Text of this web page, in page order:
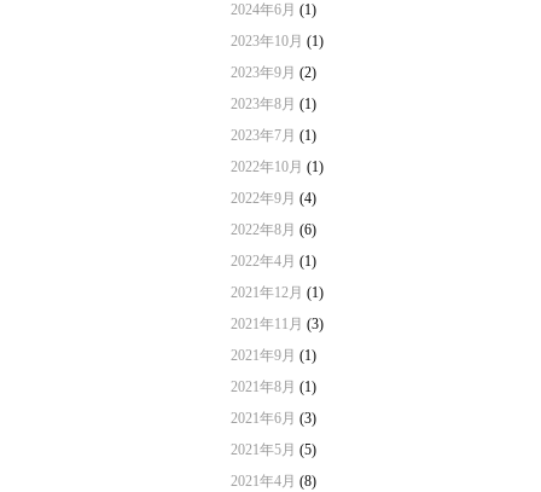
2024年6月 (1)
2023年10月 (1)
2023年9月 (2)
2023年8月 (1)
2023年7月 (1)
2022年10月 (1)
2022年9月 (4)
2022年8月 (6)
2022年4月 (1)
2021年12月 (1)
2021年11月 (3)
2021年9月 (1)
2021年8月 (1)
2021年6月 (3)
2021年5月 (5)
2021年4月 (8)